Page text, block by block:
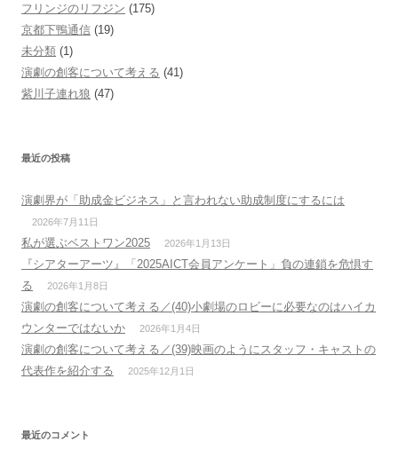
フリンジのリフジン (175)
京都下鴨通信 (19)
未分類 (1)
演劇の創客について考える (41)
紫川子連れ狼 (47)
最近の投稿
演劇界が「助成金ビジネス」と言われない助成制度にするには
2026年7月11日
私が選ぶベストワン2025 2026年1月13日
『シアターアーツ』「2025AICT会員アンケート」負の連鎖を危惧す
る
2026年1月8日
演劇の創客について考える／(40)小劇場のロビーに必要なのはハイカ
ウンターではないか
2026年1月4日
演劇の創客について考える／(39)映画のようにスタッフ・キャストの
代表作を紹介する
2025年12月1日
最近のコメント